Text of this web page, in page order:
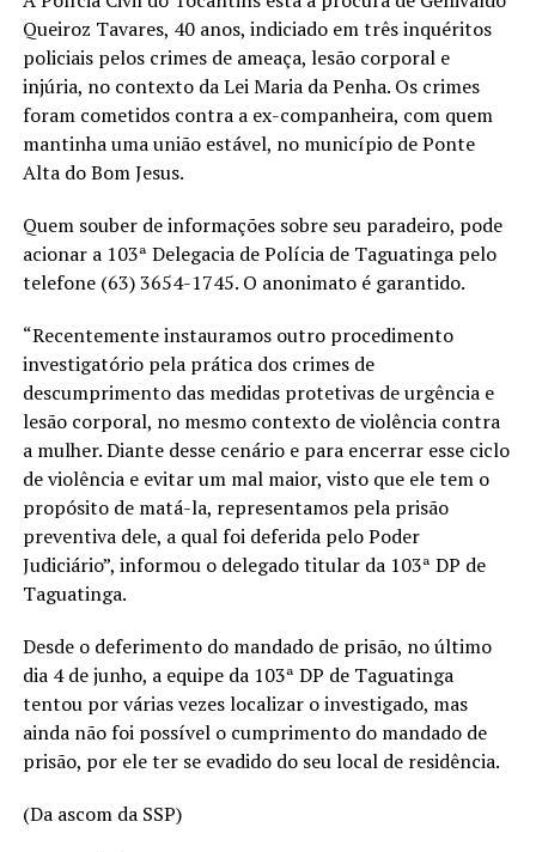
Queiroz Tavares, 40 anos, indiciado em três inquéritos
policiais pelos crimes de ameaça, lesão corporal e
injúria, no contexto da Lei Maria da Penha. Os crimes
foram cometidos contra a ex-companheira, com quem
mantinha uma união estável, no município de Ponte
Alta do Bom Jesus.
Quem souber de informações sobre seu paradeiro, pode
acionar a 103ª Delegacia de Polícia de Taguatinga pelo
telefone (63) 3654-1745. O anonimato é garantido.
“Recentemente instauramos outro procedimento
investigatório pela prática dos crimes de
descumprimento das medidas protetivas de urgência e
lesão corporal, no mesmo contexto de violência contra
a mulher. Diante desse cenário e para encerrar esse ciclo
de violência e evitar um mal maior, visto que ele tem o
propósito de matá-la, representamos pela prisão
preventiva dele, a qual foi deferida pelo Poder
Judiciário”, informou o delegado titular da 103ª DP de
Taguatinga.
Desde o deferimento do mandado de prisão, no último
dia 4 de junho, a equipe da 103ª DP de Taguatinga
tentou por várias vezes localizar o investigado, mas
ainda não foi possível o cumprimento do mandado de
prisão, por ele ter se evadido do seu local de residência.
(Da ascom da SSP)